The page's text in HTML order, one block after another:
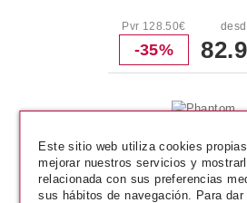
Pvr 128.50€
-35%
Este sitio web utiliza cookies
mejorar nuestros servicios y
relacionada con sus preferencias
sus hábitos de navegación. Para